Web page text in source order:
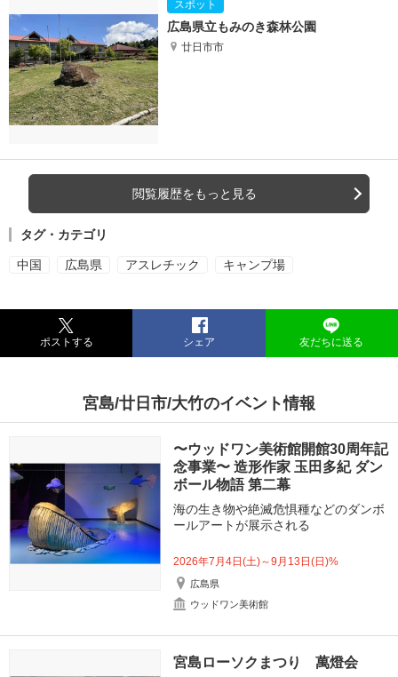
広島県立もみのき森林公園
廿日市市
閲覧履歴をもっと見る
タグ・カテゴリ
中国 広島県 アスレチック キャンプ場
ポストする シェア 友だちに送る
宮島/廿日市/大竹のイベント情報
〜ウッドワン美術館開館30周年記
念事業〜 造形作家 玉田多紀 ダン
ボール物語 第二幕
海の生き物や絶滅危惧種などのダンボ
ールアートが展示される
2026年7月4日(土)～9月13日(日)%
広島県
ウッドワン美術館
宮島ローソクまつり 萬燈会